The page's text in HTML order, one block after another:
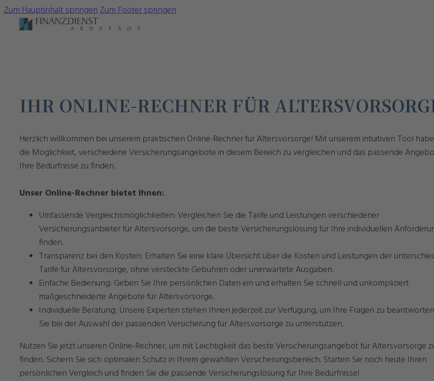
Zum Hauptinhalt springenZum Footer springen
IHR ONLINE-RECHNER FÜR
Herzlich willkommen bei unserem praktischen Online-Rechner für Altersvorsorge! Mit unserem intuitiven Tool
die Möglichkeit, verschiedene Versicherungsangebote in diesem Bereich zu vergleichen und das passende
Ihre Bedürfnisse zu finden.
Unser Online-Rechner bietet Ihnen:
Umfassende Vergleichsmöglichkeiten: Vergleichen Sie die Tarife und Leistungen verschiedener
Versicherungsanbieter für Altersvorsorge, um die beste Versicherungslösung für Ihre individuellen
finden.
Transparenz bei den Kosten: Erhalten Sie eine klare Übersicht über die Kosten und Leistungen der
Tarife für Altersvorsorge, ohne versteckte Gebühren oder unerwartete Ausgaben.
Einfache Bedienung: Geben Sie Ihre persönlichen Daten ein und erhalten Sie schnell und unkompliziert
maßgeschneiderte Angebote für Altersvorsorge.
Individuelle Beratung: Unsere Experten stehen Ihnen jederzeit zur Verfügung, um Ihre Fragen zu
Sie bei der Auswahl der passenden Versicherung für Altersvorsorge zu unterstützen.
Nutzen Sie jetzt unseren Online-Rechner, um mit Leichtigkeit das beste Versicherungsangebot für Altersvorsorge
finden. Sichern Sie sich optimalen Schutz in Ihrem gewählten Versicherungsbereich. Starten Sie noch heute Ihren
persönlichen Vergleich und finden Sie die passende Versicherungslösung für Ihre Bedürfnisse!